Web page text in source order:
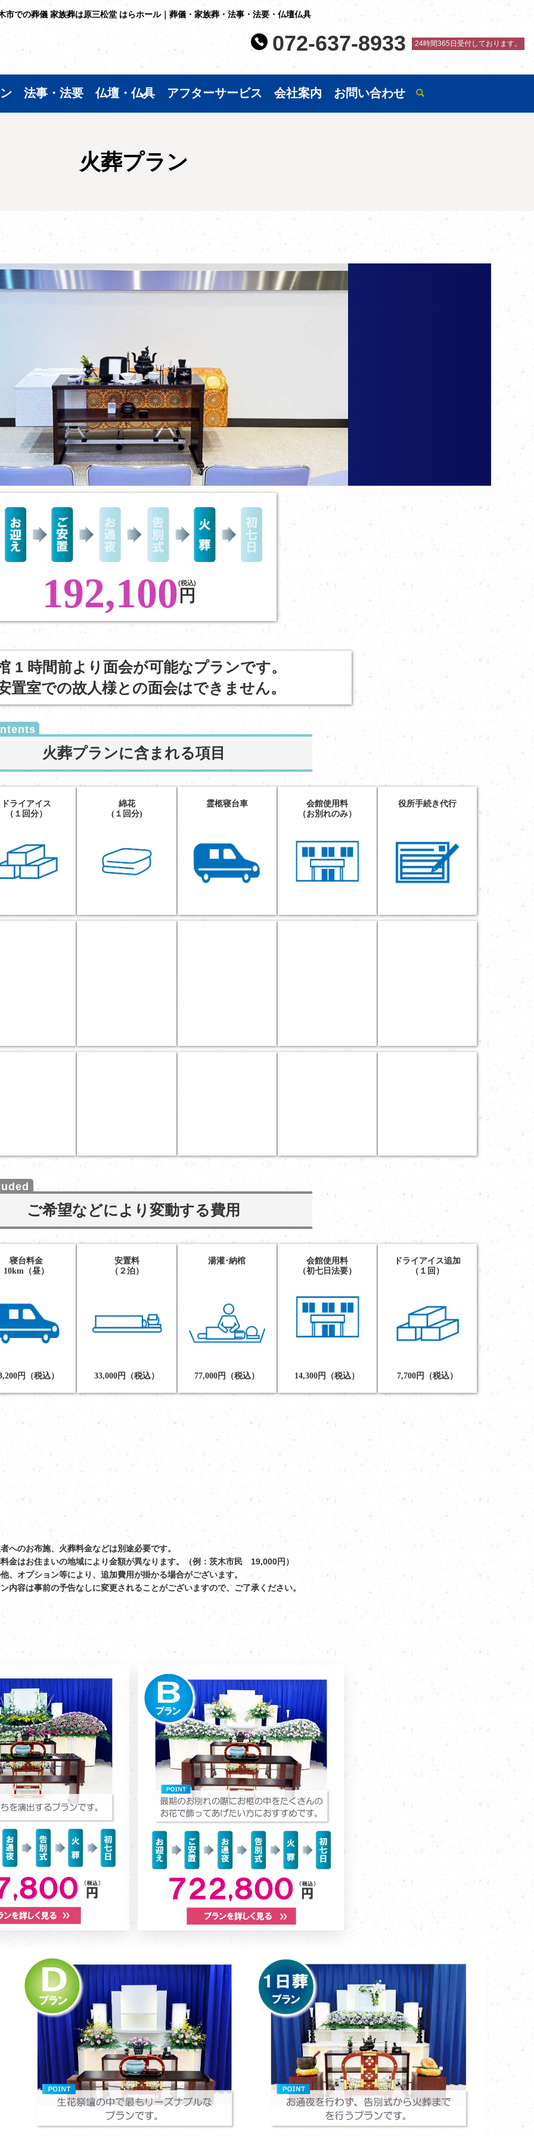
市での葬儀 家族葬は原三松堂 はらホール｜葬儀・家族葬・法事・法要・仏壇仏具
072-637-8933 24時間365日受付しております。
法事・法要 仏壇・仏具 アフターサービス 会社案内 お問い合わせ
火葬プラン
192,100 円
(税込)
1 時間前より面会が可能なプランです。
置室での故人様との面会はできません。
火葬プランに含まれる項目
ドライアイス
（１回分）
綿花
(１回分)
霊柩寝台車
会館使用料
（お別れのみ）
役所手続き代行
ご希望などにより変動する費用
寝台料金
10km（昼）
円（税込）
安置料
（２泊）
33,000円（税込）
湯灌･納棺
77,000円（税込）
会館使用料
（初七日法要）
14,300円（税込）
ドライアイス追加
（１回）
7,700円（税込）
へのお布施、火葬料金などは別途必要です。
金はお住まいの地域により金額が異なります。（例：茨木市民 19,000円）
、オプション等により、追加費用が掛かる場合がございます。
内容は事前の予告なしに変更されることがございますので、ご了承ください。